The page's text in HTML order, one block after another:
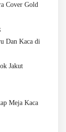
Cover Gold
Dan Kaca di
Jakut
Meja Kaca